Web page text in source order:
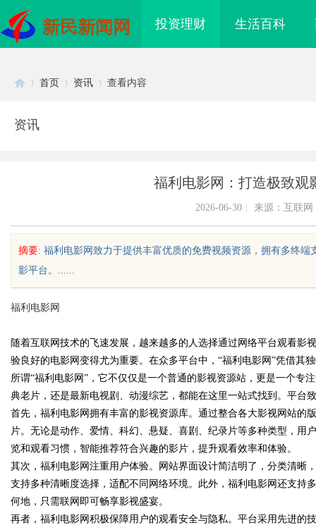
新民新闻网 投资理财 生活百科
uz
首页 资讯 查看内容
资讯
福利电影网：打造极致观
2026-06-30 来源：互联网
摘要: 福利电影网致力于提供丰富优质的免费视频资源，拥有多终
影平台。......
福利电影网
随着互联网技术的飞速发展，越来越多的人选择通过网络平台观看影
验良好的电影网变得尤为重要。在众多平台中，“福利电影网”凭借其
所谓“福利电影网”，它不仅仅是一个普通的影视资源站，更是一个专
典老片，还是最新电视剧、动漫综艺，都能在这里一站式找到。平台
首先，福利电影网拥有丰富的影视资源库。通过整合各大影视网站的
片。无论是动作、爱情、科幻、悬疑、喜剧、纪录片等多种类型，用
览和观看习惯，智能推荐符合兴趣的影片，提升观看效率和体验。
其次，福利电影网注重用户体验。网站界面设计简洁明了，分类清晰
支持多种清晰度选择，适配不同网络环境。此外，福利电影网还支持
何地，只需联网即可畅享影视盛宴。
再者，福利电影网积极保障用户的观看安全与隐私。平台采用先进的
制造业的革命性工
面解析